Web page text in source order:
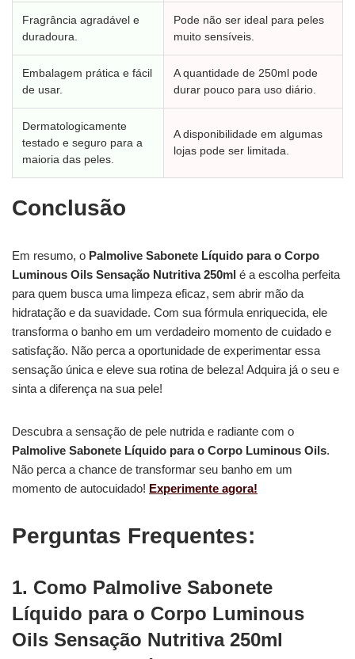
Fragrância agradável e
duradoura.
Pode não ser ideal para peles
muito sensíveis.
Embalagem prática e fácil
de usar.
A quantidade de 250ml pode
durar pouco para uso diário.
Dermatologicamente
testado e seguro para a
maioria das peles.
A disponibilidade em algumas
lojas pode ser limitada.
Conclusão
Em resumo, o Palmolive Sabonete Líquido para o Corpo
Luminous Oils Sensação Nutritiva 250ml é a escolha perfeita
para quem busca uma limpeza eficaz, sem abrir mão da
hidratação e da suavidade. Com sua fórmula enriquecida, ele
transforma o banho em um verdadeiro momento de cuidado e
satisfação. Não perca a oportunidade de experimentar essa
sensação única e eleve sua rotina de beleza! Adquira já o seu e
sinta a diferença na sua pele!
Descubra a sensação de pele nutrida e radiante com o
Palmolive Sabonete Líquido para o Corpo Luminous Oils.
Não perca a chance de transformar seu banho em um
momento de autocuidado! Experimente agora!
Perguntas Frequentes:
1. Como Palmolive Sabonete
Líquido para o Corpo Luminous
Oils Sensação Nutritiva 250ml